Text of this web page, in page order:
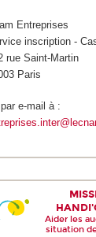
Entreprises
inscription -
rue Saint-Martin
Paris
e-mail à :
Aider les
situation